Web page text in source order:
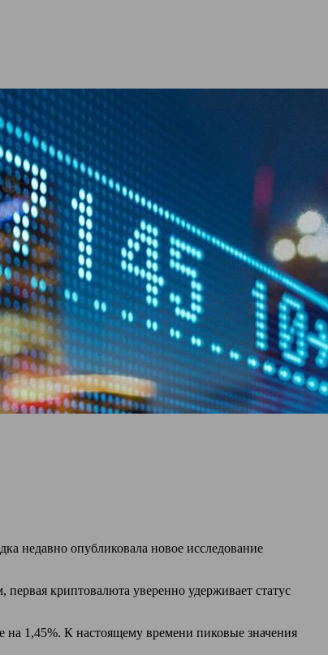
недавно опубликовала новое исследование
криптовалюта уверенно удерживает статус
на 1,45%. К настоящему времени пиковые значения